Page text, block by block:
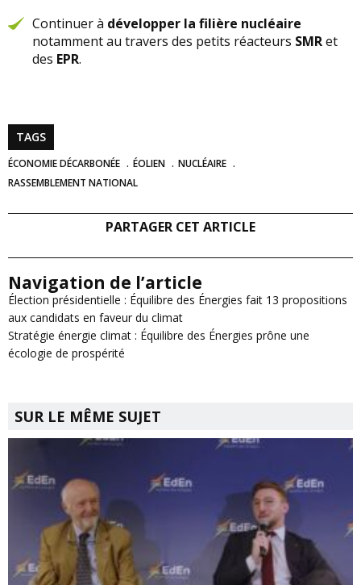
Continuer à développer la filière nucléaire
notamment au travers des petits réacteurs SMRet
des EPR.
TAGS
ÉCONOMIE DÉCARBONÉE ÉOLIEN
NUCLÉAIRE
RASSEMBLEMENT NATIONAL
PARTAGER CET ARTICLE
Navigation de l’article
Élection présidentielle : Équilibre des Énergies fait 13 propositions
aux candidats en faveur du climat
Stratégie énergie climat : Équilibre des Énergies prône une
écologie de prospérité
SUR LE MÊME SUJET